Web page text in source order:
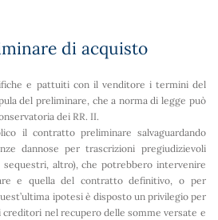
di acquisto
e pattuiti con il venditore i termini del
del preliminare, che a norma di legge può
dei RR. II.
il contratto preliminare salvaguardando
dannose per trascrizioni pregiudizievoli
sequestri, altro), che potrebbero intervenire
e quella del contratto definitivo, o per
ipotesi è disposto un privilegio per
nel recupero delle somme versate e